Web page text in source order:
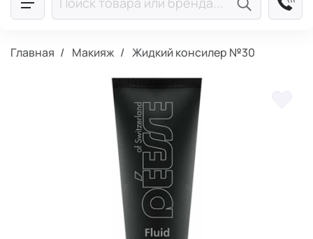
Главная Макияж Жидкий консилер №30